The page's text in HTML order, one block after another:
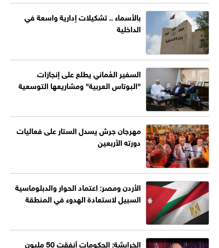
بالأسماء .. تشكيلات إدارية واسعة في
الداخلية
السفير العُماني يطلع على إنجازات
"البوتاس العربية" ومشاريعها التوسعية
مهرجان جرش يسدل الستار على فعاليات
دورته الأربعين
الأردن ومصر: اعتماد الحوار والدبلوماسية
السبيل لاستعادة الهدوء في المنطقة
الخرابشة: الحكومات أنفقت 50 مليون